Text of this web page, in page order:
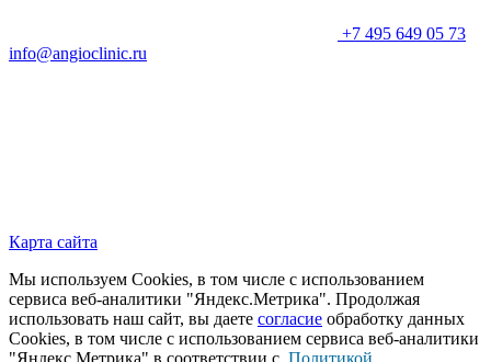
+7 495 649 05 73
info@angioclinic.ru
Карта сайта
Мы используем Cookies, в том числе с использованием
сервиса веб-аналитики "Яндекс.Метрика". Продолжая
использовать наш сайт, вы даете согласие обработку данных
Cookies, в том числе с использованием сервиса веб-аналитики
"Яндекс.Метрика" в соответствии с Политикой